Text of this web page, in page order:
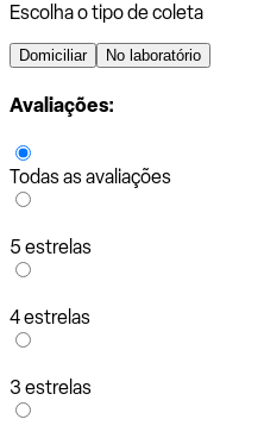
Escolha o tipo de coleta
Domiciliar No laboratório
Avaliações:
Todas as avaliações
5 estrelas
4 estrelas
3 estrelas